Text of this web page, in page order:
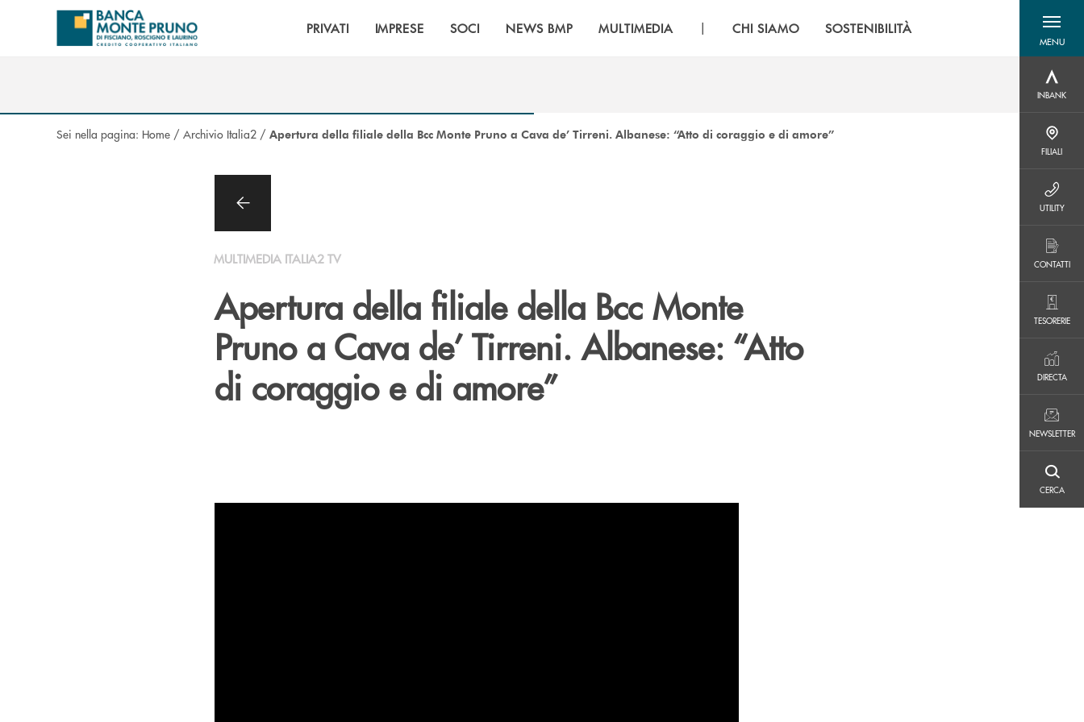
Salta al contenuto principale
PRIVATI IMPRESE SOCI NEWS BMP MULTIMEDIA | CHI SIAMO SOSTENIBILITÀ
MENU
menu
INBANK
FILIALI
UTILITY
CONTATTI
TESORERIE
DIRECTA
NEWSLETTER
CERCA
Sei nella pagina: Home / Archivio Italia2 / Apertura della filiale della Bcc Monte Pruno a Cava de’ Tirreni. Albanese: “Atto di coraggio e di amore”
MULTIMEDIA ITALIA2 TV
Apertura della filiale della Bcc Monte
Pruno a Cava de’ Tirreni. Albanese: “Atto
di coraggio e di amore”